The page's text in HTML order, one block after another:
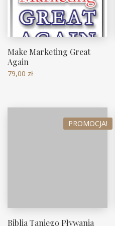
Make Marketing Great
Again
79,00 zł
PROMOCJA!
Biblia Taniego Pływania